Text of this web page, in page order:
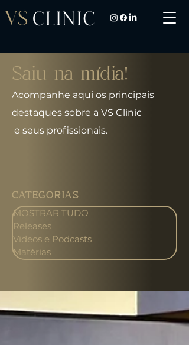
Saiu na mídia!
Acompanhe aqui os principais
destaques sobre a VS Clinic
e seus profissionais.
CATEGORIAS
MOSTRAR TUDO
Releases
Videos e Podcasts
Matérias